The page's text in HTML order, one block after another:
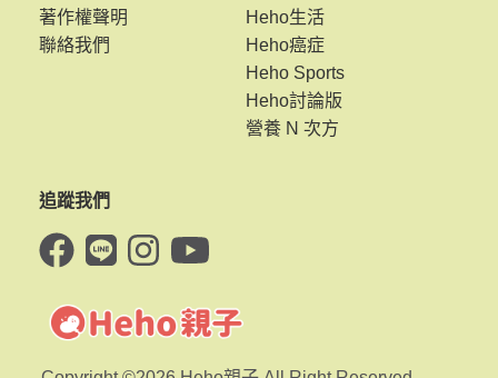
著作權聲明
聯絡我們
Heho生活
Heho癌症
Heho Sports
Heho討論版
營養 N 次方
追蹤我們